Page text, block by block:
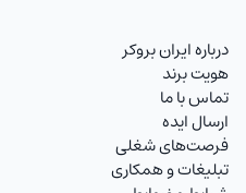
درباره ایران بروکر
هویت برند
تماس با ما
ارسال ایده
فرصت‌های شغلی
تبلیغات و همکاری